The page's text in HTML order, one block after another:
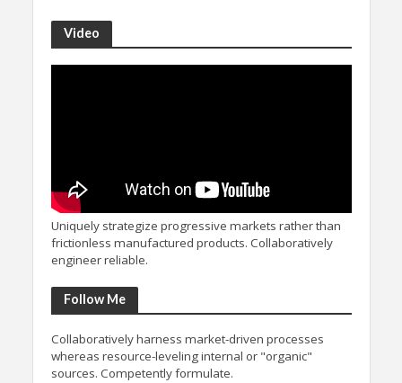
Video
Uniquely strategize progressive markets rather than
frictionless manufactured products. Collaboratively
engineer reliable.
Follow Me
Collaboratively harness market-driven processes
whereas resource-leveling internal or "organic"
sources. Competently formulate.